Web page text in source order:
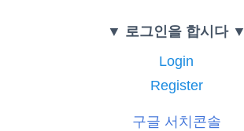
▼ 로그인을 합시다 ▼
Login
Register
구글 서치콘솔